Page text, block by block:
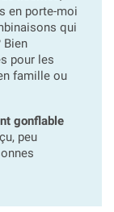
en porte-moi
qui
Bien
pour les
famille ou
gonflable
peu